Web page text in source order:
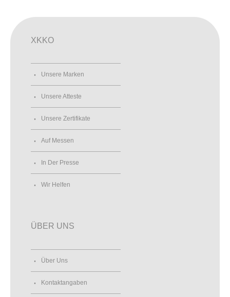
XKKO
Unsere Marken
Unsere Atteste
Unsere Zertifikate
Auf Messen
In Der Presse
Wir Helfen
ÜBER UNS
Über Uns
Kontaktangaben